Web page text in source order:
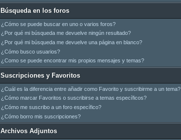
Búsqueda en los foros
¿Cómo se puede buscar en uno o varios foros?
¿Por qué mi búsqueda me devuelve ningún resultado?
¿Por qué mi búsqueda me devuelve una página en blanco?
¿Cómo busco usuarios?
¿Como se puede encontrar mis propios mensajes y temas?
Suscripciones y Favoritos
¿Cuál es la diferencia entre añadir como Favorito y suscribirme a un tema?
¿Cómo marcar Favoritos o suscribirse a temas específicos?
¿Cómo me suscribo a un foro específico?
¿Cómo borro mis suscripciones?
Archivos Adjuntos